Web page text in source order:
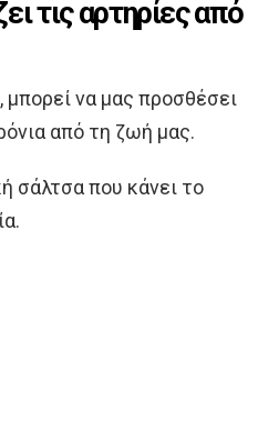
τις αρτηρίες από
να μας προσθέσει
από τη ζωή μας.
σάλτσα που κάνει το